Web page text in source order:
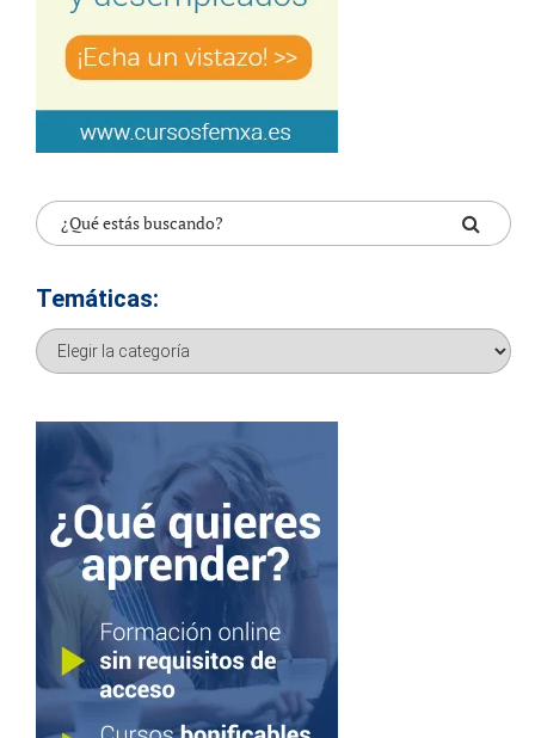
Temáticas:
Temáticas: